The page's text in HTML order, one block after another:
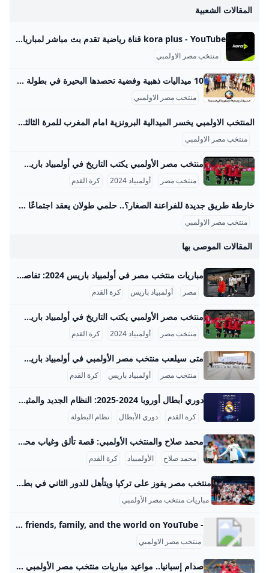
المقالات الشعبية
kora plus - YouTube قناة رياضية تقدم بث مباشر لمباريات الدوري وكأس مصر.. ومتابعة الأخبار الحصرية.. وبرامج متنوعة
منتخب مصر الاولمبي
10 ميداليات ذهبية وفضية تحصدها البحيرة في بطولة الجمهورية للمصارعة الشاطئية البحيرة تتوج ببطولة الجمهورية في المصارعة الشاطئية وتحصد ١٠ ميداليات ذهبية وفضية البحيرة تتوج ببطولة الجمهورية في المصارعة الشاطئية وتحصد ١٠ ميداليات ذهبية وفضية البحيرة تتوج ببطولة الجمهورية في المصارعة الشاطئية وتحصد ١٠ ميداليات ذهبية وفضية البحيرة تتوج ببطولة الجمهورية في المصارعة الشاطئية وتحصد ١٠ البحيرة - راندا عبد العزيز الأحد 24/أغسطس/2025 - 08:18 م 8/24/2025 8:18:07 PM تحت رعاية الدكتورة جاكلين عازر، محافظ البحيرة، حقق لاعبو المشروع القومي للموهبة والبطل الأولمبي إنجازًا رياضيًا جديدًا يضاف إلى سجل بطولات المحافظة، حيث نجحوا في انتزاع صدارة الترتيب العام ببطولة الجمهورية للمصارعة الشاطئية، التي أقيمت بمدينة رأس البر، محققين المركز الأول على مستوى فئتي 20 سنة والكبار، ليؤكدوا بذلك مكانة البحيرة كواحدة من أبرز مصانع الأبطال في مصر.
منتخب مصر الاولمبي
المنتخب الاولمبي يخسر الميدالية البرونزية امام المغرب للمرة الثالثة في تاريخه - محتوى بلس في 8 أغسطس 2024، حقق منتخب المغرب الميدالية البرونزية لكرة القدم بعد الفوز على منتخب مصر بنتيجة 6-0 في مباراة تحديد المركز الثالث. أُقيمت المباراة على ملعب لا Byسهر محمودUpdated on
منتخب مصر الاولمبي
منتخب مصر الأولمبي يكتب التاريخ في أولمبياد باريس 2024 منتخب مصر الأولمبي لكرة القدم يعد من أعرق المنتخبات في تاريخ كرة القدم الأولمبية خارج أوروبا، حيث بدأ مشواره في أولمبياد 1920 بأنتويرب، بلجيكا، وكان ذلك أول ظهور رسمي للفراعنة خسر فيه الفريق أمام إيطاليا 2-1. بعد ذلك، حقق المنتخب المصري تقدمًا ملحوظًا في نسخة باريس 1924 حيث وصل إلى ربع النهائي لأول مرة، بعد فوزه على المجر 3-0، مما شكّل بداية قوية في بطولات الأولمبياد. في أولمبياد أمستردام 1928 كان المنتخب المصري واحدًا من أبرز الفرق حيث حقق المركز الرابع بعد فوزه على تركيا 7-1 والبرتغال 2-1، لكنه خسر في نصف النهائي أمام الأرجنتين 6-0، ومن ثم مُني بهزيمة ثقيلة أمام إيطاليا 11-3 في مباراة تحديد المركز الثالث.
منتخب مصر أولمبياد 2024 كرة القدم
خارطة طريق جديدة للفراعنة الصغار؟.. حلمي طولان يعقد اجتماعًا مصيريًا مع الجهاز الفني لمنتخب مصر الأولمبي – جريدة مانشيت عقد الجهاز الفني لمنتخب مصر تحت 23 سنة اجتماعًا اليوم برئاسة حلمي طولان، لمناقشة كافة الترتيبات الفنية والإدارية والطبية الخاصة بالمعسكر المقبل. يأتي هذا اقرأ أيضًا:رقم تاريخي.. محمد صلاح أول لاعب في البريميرليج يسجل 10 أهداف بالجولة الافتتاحية مباريات ودية حاسمة أمام تونس وتوقيتات المعسكر من المقرر أن يقام المعسكر التدريبي خلال فترة الأجندة الدولية، التي تمتد من الأول وحتى التاسع من شهر سبتمبر المقبل. ويتخلل هذا المعسكر مباراتان وديتان قويتان أمام منتخب تونس الشقيق، حيث ستقام المواجهتان يومي السادس والتاسع من سبتمبر، وذلك على أرضية استاد هيئة قناة السويس.
منتخب مصر الاولمبي
المقالات الموصى بها
مباريات منتخب مصر في أولمبياد باريس 2024: تفاصيل وإنجازات تاريخية إليك نسخة موسعة ومفصلة للتدوينة حول مباريات منتخب مصر في أولمبياد باريس 2024 باللغة العربية: مباريات منتخب مصر في أولمبياد باريس 2024: تفاصيل وأرقام حقق منتخب مصر الأولمبي (تحت 23 عاماً) موسمًا تاريخيًا في دورة الألعاب الأولمبية باريس 2024 التي أقيمت في فرنسا، حيث تألق الفريق وجسد عودة قوية لكرة القدم المصرية. إليكم تفصيلات كل مباراة مع بيانات وأمثلة توضح مسيرة الفراعنة: دور المجموعات: البداية بحذر ثم الانطلاقة القوية بدأ المنتخب المصري مشواره في المجموعة الثالثة التي ضمت منتخب إسبانيا، وأوزبكستان، وجمهورية الدومينيكان.
مصر أولمبياد باريس كرة القدم
منتخب مصر الأولمبي يكتب التاريخ في أولمبياد باريس 2024 منتخب مصر الأولمبي لكرة القدم يعد من أعرق المنتخبات في تاريخ كرة القدم الأولمبية خارج أوروبا، حيث بدأ مشواره في أولمبياد 1920 بأنتويرب، بلجيكا، وكان ذلك أول ظهور رسمي للفراعنة خسر فيه الفريق أمام إيطاليا 2-1. بعد ذلك، حقق المنتخب المصري تقدمًا ملحوظًا في نسخة باريس 1924 حيث وصل إلى ربع النهائي لأول مرة، بعد فوزه على المجر 3-0، مما شكّل بداية قوية في بطولات الأولمبياد. في أولمبياد أمستردام 1928 كان المنتخب المصري واحدًا من أبرز الفرق حيث حقق المركز الرابع بعد فوزه على تركيا 7-1 والبرتغال 2-1، لكنه خسر في نصف النهائي أمام الأرجنتين 6-0، ومن ثم مُني بهزيمة ثقيلة أمام إيطاليا 11-3 في مباراة تحديد المركز الثالث.
منتخب مصر أولمبياد 2024 كرة القدم
متى سيلعب منتخب مصر الأولمبي في أولمبياد باريس 2024؟ منتخب مصر الأولمبي شارك بجدية كبيرة في دورة الألعاب الأولمبية باريس 2024 لكرة القدم، التي أقيمت في الفترة بين 24 يوليو و9 أغسطس 2024. هذه كانت المشاركة الرابعة عشرة لمصر في تاريخ الأولمبياد، حيث كانت أبرز إنجازاتها الوصول إلى المركز الرابع في مناسبتين عامي 1928 و1964. يسعى المنتخب في هذه النسخة إلى تحقيق ميدالية لأول مرة في تاريخه، وهو حلم يمثل نقلة نوعية للفريق وللكرة المصرية بشكل عام، خاصة في ظل المنافسة القوية مع منتخبات ذات مستوى عالٍ في البطولة.
منتخب مصر أولمبياد باريس كرة القدم
دوري أبطال أوروبا 2024-2025: النظام الجديد والمثير في موسم 2024-2025، شهد دوري أبطال أوروبا تغييرات هيكلية جذرية في نظام البطولة، حيث تم استبدال مرحلة المجموعات التقليدية بنظام دوري جديد يشمل 36 فريقًا بدلًا من 32. هذا التوسع في عدد الفرق يهدف إلى زيادة التنافسية ومنح المزيد من الأندية فرصة اللعب ضد أفضل الأندية الأوروبية. في هذا النظام الجديد، تلعب كل فرق البطولة 8 مباريات في مرحلة الدوري، حيث تواجه 8 فرق مختلفة، وتكون نصف هذه المباريات على أرضها والنصف الآخر خارج ملعبها.
كرة القدم دوري الأبطال نظام البطولة
محمد صلاح والمنتخب الأولمبي: قصة تألق وغياب محمد صلاح شارك في دورة الألعاب الأولمبية لندن 2012 مع المنتخب الأوليمبي المصري، وكان أحد أبرز نجوم المنتخب في تلك البطولة. حيث وقع المنتخب المصري في المجموعة الثالثة إلى جانب منتخبات البرازيل، وروسيا البيضاء، ونيوزيلندا. بدأ صلاح مشواره في البطولة بتسجيل هدف حاسم ضد منتخب البرازيل في المباراة التي انتهت بنتيجة 3-2 لصالح البرازيل، وهو الهدف الثاني الذي سجله بعد محمد أبو تريكة الذي سجل الأول. كما أحرز صلاح هدفًا في المباراة الثانية التي انتهت بالتعادل 1-1 مع نيوزيلندا، ثم سجل في المباراة الثالثة ضد روسيا البيضاء التي فاز فيها المنتخب المصري 3-1، معززًا بذلك تألقه بتسجيله هدفًا في كل مباريات دور المجموعات.
محمد صلاح الأولمبياد كرة القدم
منتخب مصر يفوز على تركيا ويتأهل للدور الثاني في بطولة العالم لشباب الطائرة - kasnews - كاس نيوز الإثنين, 25 أغسطس 2025, 9:11 ص محمود أحمد - الاخبار العاب جماعية العاب فردية رئيسى اللجنة الأولمبية تفتح أبوابها لمكافحة المنشطات ضمن منحة التضامن الأوليمبي الإثنين, 25 أغسطس 2025, 3:15 م محمود أحمد - الاخبار العاب جماعية رئيسى ناشئات الكرة الطائرة يهزمن الجزائر في بطولة أفريقيا بتونس الإثنين, 25 أغسطس 2025, 3:15 م عبد الرحمن هاشم - الاخبار العاب جماعية رئيسى مصر تواجه البحرين في نهائي البطولة العربية للكرة الطائرة للناشئين.
مباريات منتخب مصر الأولمبي
- YouTube Enjoy the videos and music you love, upload original content, and share it all with friends, family, and the world on YouTube.
منتخب مصر الاولمبي
صدام إسبانيا.. مواعيد مباريات منتخب مصر الأولمبي في أولمبياد باريس 2024 مصراوى صدام إسبانيا مواعيد مباريات منتخب مصر الأولمبي في أولمبياد باريس 2024 | مصراوى 05:45 م السبت 20 يوليه 2024 مصر ضد جمهورية الدومينيكان - 24 يوليو - 6 مساء مصر ضد أوزبكستان - 27 يوليو - 6 مساء مصر ضد إسبانيا - 30 يوليو - 4 مساء. مجموعات أولمبياد باريس 2024 لكرة القدم المجموعة الأولى: فرنسا المضيفة، الولايات المتحدة، غينيا، نيوزيلندا. ‬المجموعة الثانية: الأرجنتين، المغرب، العراق، أوكرانيا. المجموعة الثالثة: أوزبكستان، إسبانيا، مصر، جمهورية الدومينيكان.